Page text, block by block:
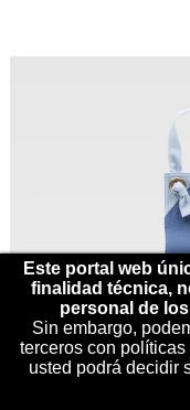
Este portal web
finalidad técnica,
personal de
Sin embargo,
terceros con
usted podrá decidir